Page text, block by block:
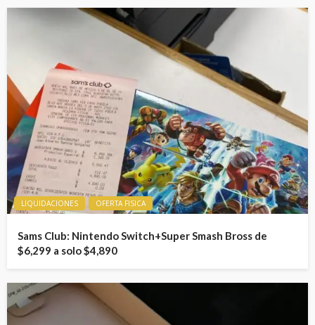
LIQUIDACIONES OFERTA FISICA
Sams Club: Nintendo Switch+Super Smash Bross de
$6,299 a solo $4,890